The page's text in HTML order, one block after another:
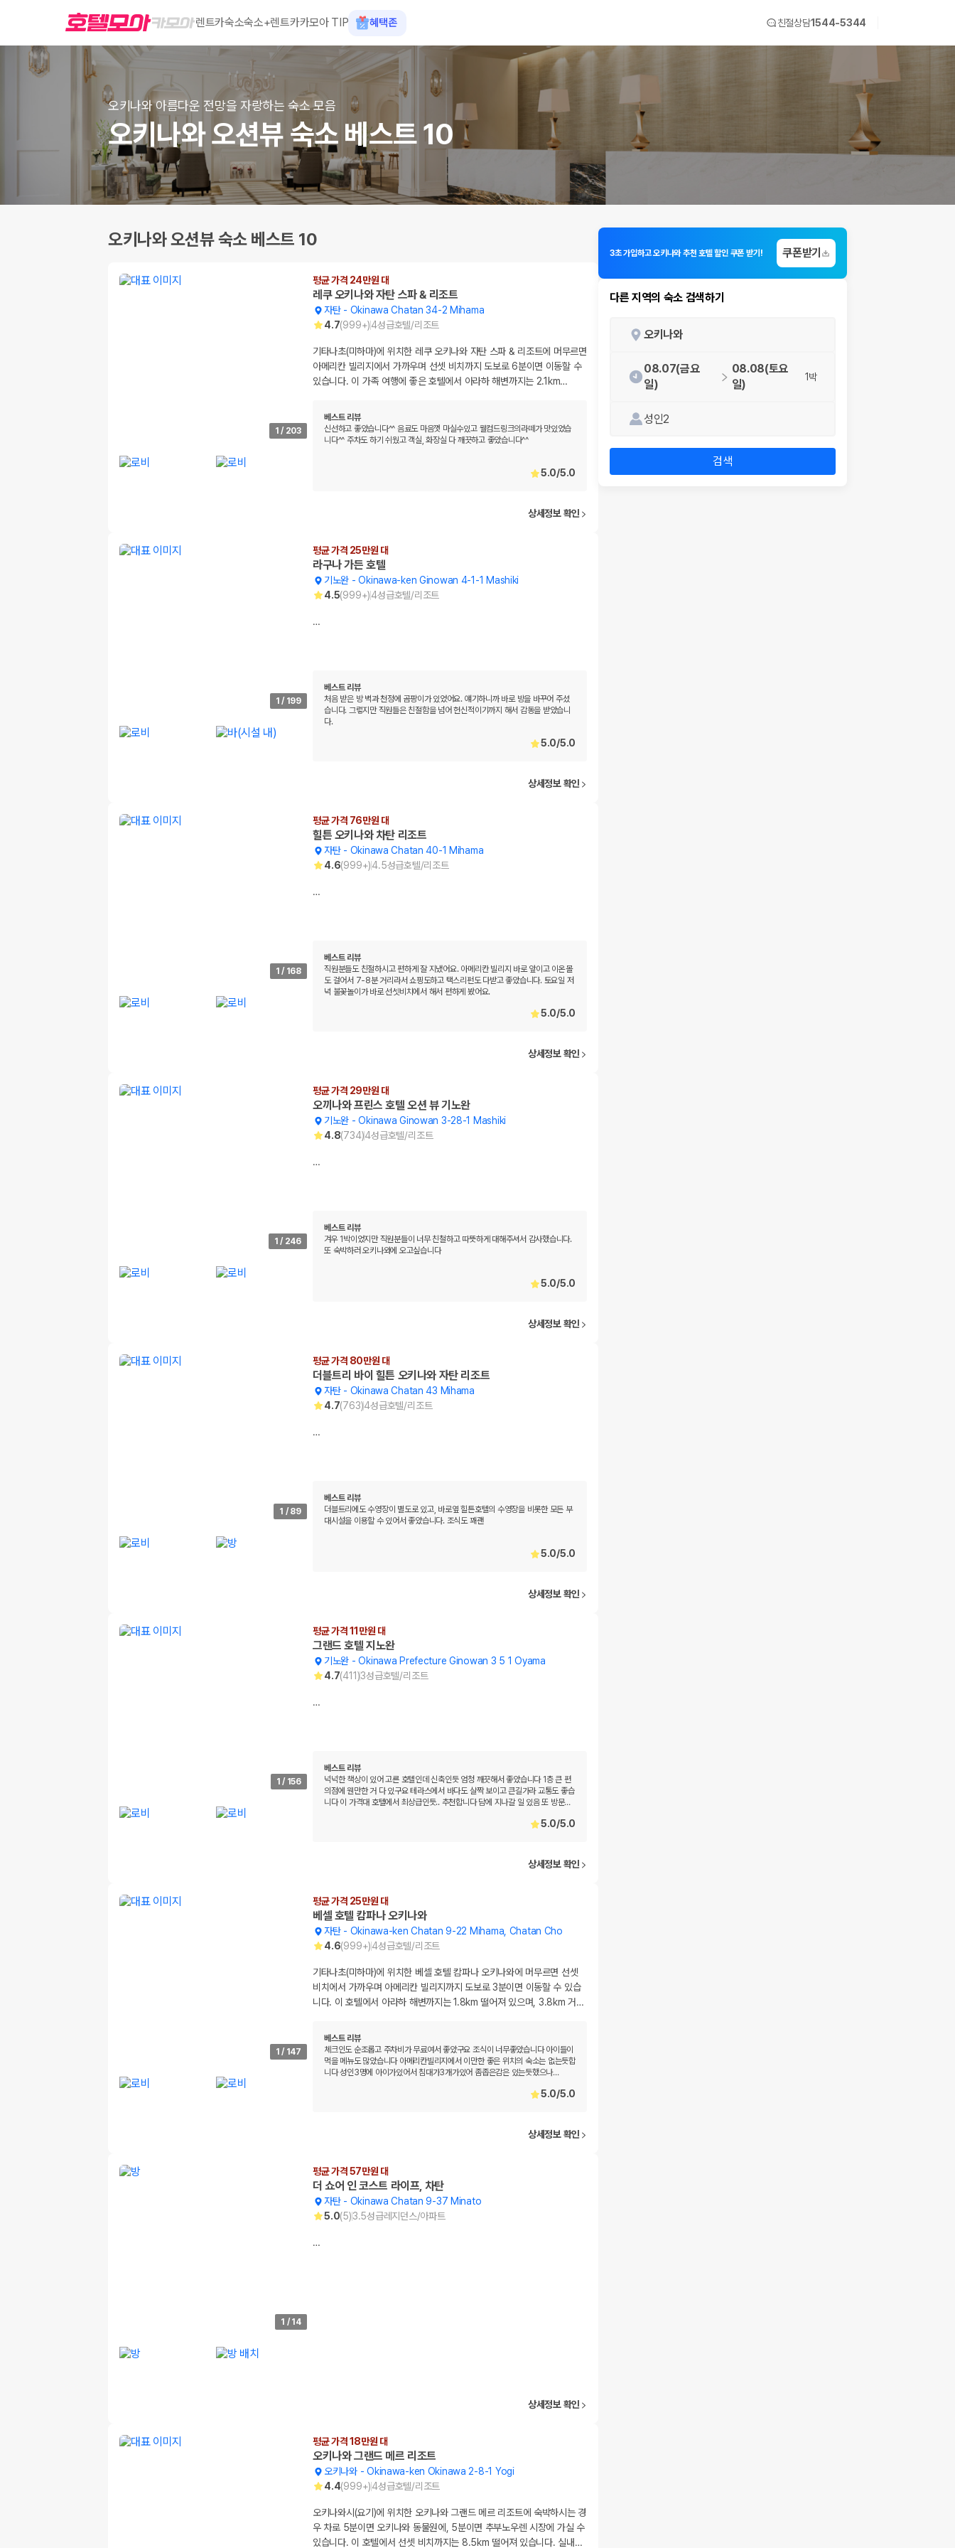
렌트카숙소숙소+렌트카카모아 TIP 혜택존 친절상담1544-5344
오키나와 아름다운 전망을 자랑하는 숙소 모음
오키나와 오션뷰 숙소 베스트 10
오키나와 오션뷰 숙소 베스트 10
1 / 203
평균 가격 24만원 대
레쿠 오키나와 자탄 스파 & 리조트
자탄- Okinawa Chatan 34-2 Mihama
4.7(999+)4성급호텔/리조트
기타나초(미하마)에 위치한 레쿠 오키나와 자탄 스파 & 리조트에 머무르면
아메리칸 빌리지에서 가까우며 선셋 비치까지 도보로 6분이면 이동할 수
있습니다. 이 가족 여행에 좋은 호텔에서 아라하 해변까지는 2.1km…
베스트 리뷰
신선하고 좋았습니다^^ 음료도 마음껏 마실수있고 웰컴드링크의라떼가 맛있었습
니다^^ 주차도 하기 쉬웠고 객실, 화장실 다 깨끗하고 좋았습니다^^
5.0/5.0
상세정보 확인
1 / 199
평균 가격 25만원 대
라구나 가든 호텔
기노완 -Okinawa-ken Ginowan 4-1-1 Mashiki
4.5(999+)4성급호텔/리조트
…
베스트 리뷰
처음 받은 방 벽과 천정에 곰팡이가 있었어요. 얘기하니까 바로 방을 바꾸어 주셨
습니다. 그렿지만 직원들은 친절함을 넘어 헌신적이기까지 해서 감동을 받았습니
다.
5.0/5.0
상세정보 확인
1 / 168
평균 가격 76만원 대
힐튼 오키나와 차탄 리조트
자탄- Okinawa Chatan 40-1 Mihama
4.6(999+)4.5성급호텔/리조트
…
베스트 리뷰
직원분들도 친절하시고 편하게 잘 지냈어요. 아메리칸 빌리지 바로 앞이고 이온몰
도 걸어서 7-8분 거리라서 쇼핑도하고 택스리펀도 다받고 좋았습니다. 토요일 저
녁 불꽃놀이가 바로 선셋비치에서 해서 편하게 봤어요.
5.0/5.0
상세정보 확인
1 / 246
평균 가격 29만원 대
오끼나와 프린스 호텔 오션 뷰 기노완
기노완 -Okinawa Ginowan 3-28-1 Mashiki
4.8(734)4성급호텔/리조트
…
베스트 리뷰
겨우 1박이었지만 직원분들이 너무 친철하고 따뜻하게 대해주셔서 감사했습니다.
또 숙박하러 오키나와에 오고싶습니다
5.0/5.0
상세정보 확인
1 / 89
평균 가격 80만원 대
더블트리 바이 힐튼 오키나와 자탄 리조트
자탄- Okinawa Chatan 43 Mihama
4.7(763)4성급호텔/리조트
…
베스트 리뷰
더블트리에도 수영장이 별도로 있고, 바로옆 힐튼호텔의 수영장을 비롯한 모든 부
대시설을 이용할 수 있어서 좋았습니다. 조식도 꽤괜
5.0/5.0
상세정보 확인
1 / 156
평균 가격 11만원 대
그랜드 호텔 지노완
기노완 -Okinawa Prefecture Ginowan 3 5 1 Oyama
4.7(411)3성급호텔/리조트
…
베스트 리뷰
넉넉한 책상이 있어 고른 호텔인데 신축인듯 엄청 깨끗해서 좋았습니다 1층 큰 편
의점에 웬만한 거 다 있구요 테라스에서 바다도 살짝 보이고 큰길가라 교통도 좋습
니다 이 가격대 호텔에서 최상급인듯.. 추천합니다 담에 지나갈 일 있음 또 방문…
5.0/5.0
상세정보 확인
1 / 147
평균 가격 25만원 대
베셀 호텔 캄파나 오키나와
자탄- Okinawa-ken Chatan 9-22 Mihama, Chatan Cho
4.6(999+)4성급호텔/리조트
기타나초(미하마)에 위치한 베셀 호텔 캄파나 오키나와에 머무르면 선셋
비치에서 가까우며 아메리칸 빌리지까지 도보로 3분이면 이동할 수 있습
니다. 이 호텔에서 아라하 해변까지는 1.8km 떨어져 있으며, 3.8km 거…
베스트 리뷰
체크인도 순조롭고 주차비가 무료여서 좋았구요 조식이 너무좋았습니다 아이들이
먹을 메뉴도 많았습니다 아메리칸빌리지에서 이만한 좋은 위치의 숙소는 없는듯합
니다 성인3명에 아이가있어서 침대가3개가있어 좀좁은감은 있는듯했으나…
5.0/5.0
상세정보 확인
1 / 14
평균 가격 57만원 대
더 쇼어 인 코스트 라이프, 차탄
자탄- Okinawa Chatan 9-37 Minato
5.0(5)3.5성급레지던스/아파트
…
상세정보 확인
평균 가격 18만원 대
오키나와 그랜드 메르 리조트
오키나와-Okinawa-ken Okinawa 2-8-1 Yogi
4.4(999+)4성급호텔/리조트
오키나와시(요기)에 위치한 오키나와 그랜드 메르 리조트에 숙박하시는 경
우 차로 5분이면 오키나와 동물원에, 5분이면 추부노우렌 시장에 가실 수
있습니다. 이 호텔에서 선셋 비치까지는 8.5km 떨어져 있습니다. 실내…
3초 가입하고 오키나와 추천 호텔 할인 쿠폰 받기! 쿠폰받기
다른 지역의 숙소 검색하기
오키나와
08.07(금요
일)
08.08(토요
일)
1박
성인2
검색